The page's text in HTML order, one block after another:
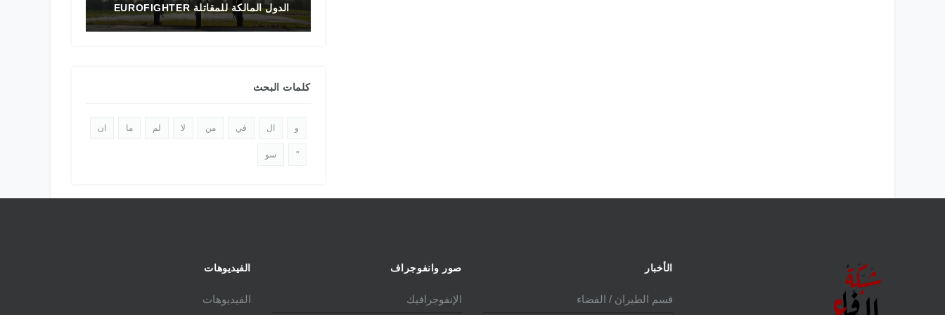
الدول المالكة للمقاتلة EUROFIGHTER تاريخ المقاتلة F-16 في الشرق الأوسط
كلمات البحث
و ال في من لا لم ما ان
" سو
الأخبار
قسم الطيران / الفضاء
صور وانفوجراف
الإنفوجرافيك
الفيديوهات
الفيديوهات